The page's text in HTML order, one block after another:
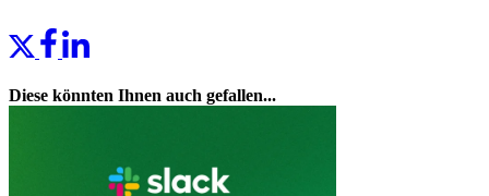
Diese könnten Ihnen auch gefallen...